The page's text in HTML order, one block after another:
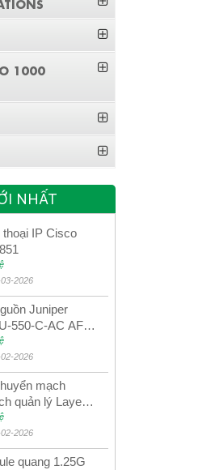
1000
NHẤT
IP Cisco
2026
Juniper
550-C-AC AFO
AC công suất
dùng cho dòng
Juniper
EX4400
2026
mạch
quản lý Layer 3
QFX5100-48S
2026
quang 1.25G